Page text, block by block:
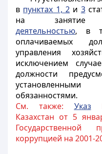
в пунктах 1, 2 и 3
на
деятельностью, в
оплачиваемых
управления
исключением
должности
обязанностями.
См. также: Указ
Казахстан от 5
коррупцией на 2001-